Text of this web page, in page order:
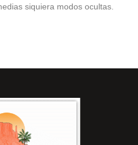
siquiera modos ocultas.